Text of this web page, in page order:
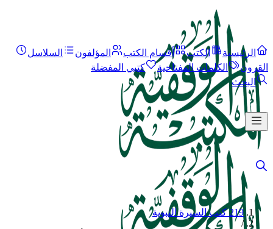
الرئيسية الكتب أقسام الكتب المؤلفون
السلاسل
القرون
الكلمات المفتاحية
كتبي المفضلة
البحث
219 كتب السيرة النبوية
/